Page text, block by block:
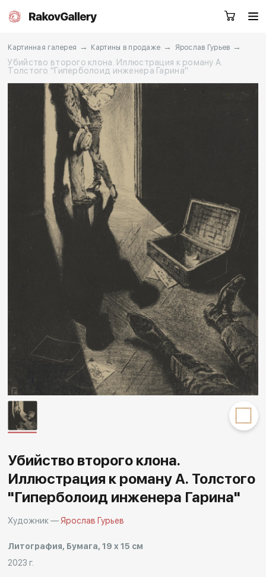
Москва
Каталог Художники
Услуги
События Контакты
Другие проекты
Rakov
special
Картинная галерея → Картины в продаже → Ярослав Гурьев →
Убийство второго клона. Иллюстрация к роману А.
Толстого "Гиперболоид инженера Гарина"
Убийство второго клона.
Иллюстрация к роману А. Толстого
"Гиперболоид инженера Гарина"
Художник —Ярослав Гурьев
Литография, Бумага, 19 x 15 см
2023 г.